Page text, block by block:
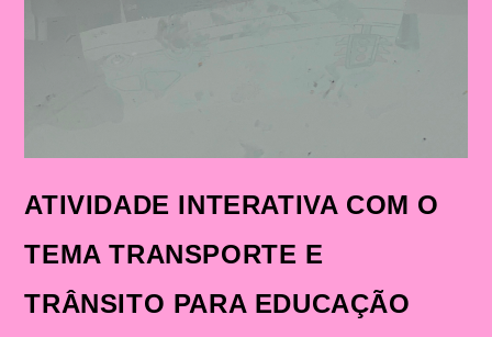
ATIVIDADE INTERATIVA COM O
TEMA TRANSPORTE E
TRÂNSITO PARA EDUCAÇÃO